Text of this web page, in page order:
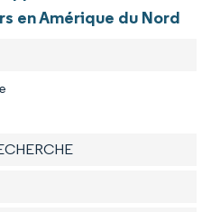
en Amérique du Nord